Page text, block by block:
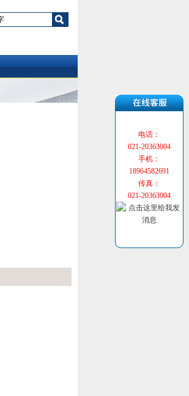
电话：
021-20363004
手机：
18964582691
传真：
021-20363004